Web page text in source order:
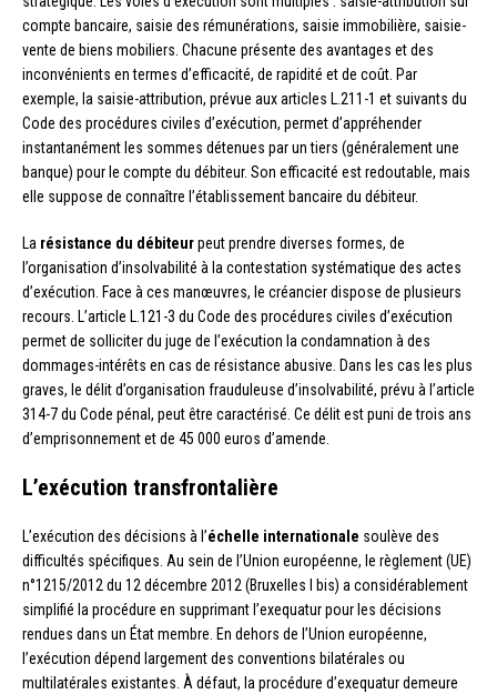
compte bancaire, saisie des rémunérations, saisie immobilière, saisie-
vente de biens mobiliers. Chacune présente des avantages et des
inconvénients en termes d’efficacité, de rapidité et de coût. Par
exemple, la saisie-attribution, prévue aux articles L.211-1 et suivants du
Code des procédures civiles d’exécution, permet d’appréhender
instantanément les sommes détenues par un tiers (généralement une
banque) pour le compte du débiteur. Son efficacité est redoutable, mais
elle suppose de connaître l’établissement bancaire du débiteur.
La résistance du débiteurpeut prendre diverses formes, de
l’organisation d’insolvabilité à la contestation systématique des actes
d’exécution. Face à ces manœuvres, le créancier dispose de plusieurs
recours. L’article L.121-3 du Code des procédures civiles d’exécution
permet de solliciter du juge de l’exécution la condamnation à des
dommages-intérêts en cas de résistance abusive. Dans les cas les plus
graves, le délit d’organisation frauduleuse d’insolvabilité, prévu à l’article
314-7 du Code pénal, peut être caractérisé. Ce délit est puni de trois ans
d’emprisonnement et de 45 000 euros d’amende.
L’exécution transfrontalière
L’exécution des décisions à l’échelle internationale soulève des
difficultés spécifiques. Au sein de l’Union européenne, le règlement (UE)
n°1215/2012 du 12 décembre 2012 (Bruxelles I bis) a considérablement
simplifié la procédure en supprimant l’exequatur pour les décisions
rendues dans un État membre. En dehors de l’Union européenne,
l’exécution dépend largement des conventions bilatérales ou
multilatérales existantes. À défaut, la procédure d’exequatur demeure